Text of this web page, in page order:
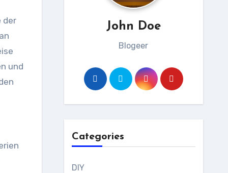
und
John Doe
Blogeer
Categories
DIY